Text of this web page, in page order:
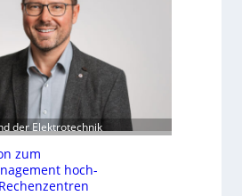
der Elektrotechnik
zum
hoch-